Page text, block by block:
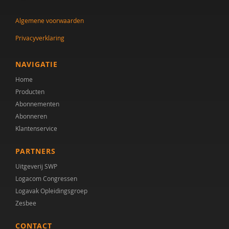
Claudine Dietz
Fabiana Engelsbel
Eveline van Geuns
Lieke Godschalk van Steenbergen
Lode Gouwke
Lode Gouwkens
Marian Hansen
Simone Hein
Chantal van den Helder
Cor Hoffer
Algemene voorwaarden
Privacyverklaring
NAVIGATIE
Home
Producten
Abonnementen
Abonneren
Klantenservice
PARTNERS
Uitgeverij SWP
Logacom Congressen
Logavak Opleidingsgroep
Zesbee
CONTACT